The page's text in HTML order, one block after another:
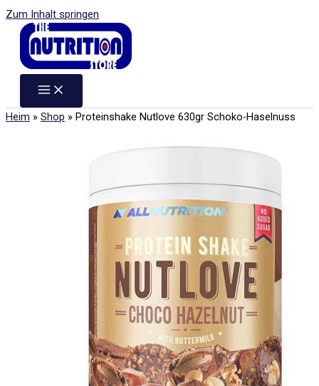
Zum Inhalt springen
Heim » Shop » Proteinshake Nutlove 630gr Schoko-Haselnuss